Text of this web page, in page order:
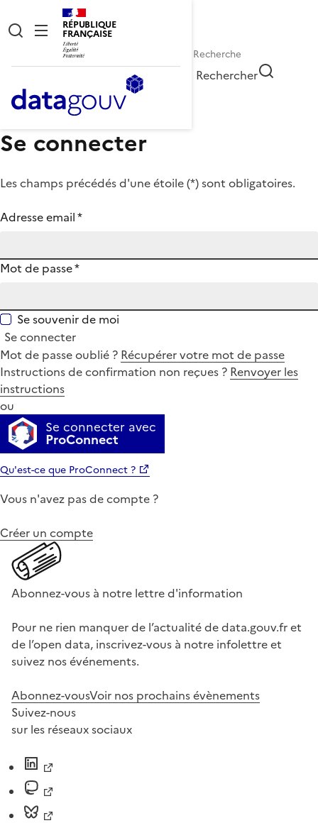
RÉPUBLIQUE
FRANÇAISE
Rechercher
Se connecter
Les champs précédés d'une étoile (*) sont obligatoires.
Adresse email*
Mot de passe*
Se souvenir de moi
Se connecter
Mot de passe oublié ? Récupérer votre mot de passe
Instructions de confirmation non reçues ? Renvoyer les
instructions
ou
Se connecter avec
ProConnect
Qu'est-ce que ProConnect ?
Vous n'avez pas de compte ?
Créer un compte
Abonnez-vous à notre lettre d'information
Pour ne rien manquer de l’actualité de data.gouv.fr et
de l’open data, inscrivez-vous à notre infolettre et
suivez nos événements.
Abonnez-vousVoir nos prochains évènements
Suivez-nous
sur les réseaux sociaux